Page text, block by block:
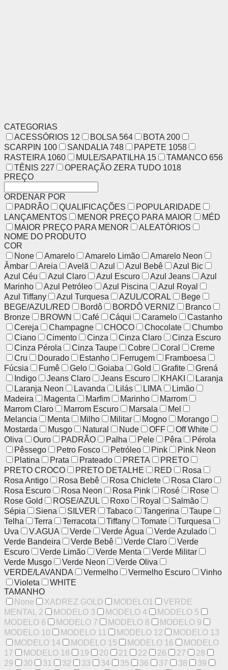
CATEGORIAS
ACESSÓRIOS 12 BOLSA 564 BOTA 200
SCARPIN 100 SANDALIA 748 PAPETE 1058
RASTEIRA 1060 MULE/SAPATILHA 15 TAMANCO 656
TÊNIS 227 OPERAÇÃO ZERA TUDO 1018
PREÇO
ORDENAR POR
PADRÃO
QUALIFICAÇÕES
POPULARIDADE
LANÇAMENTOS
MENOR PREÇO PARA MAIOR
MÉD
MAIOR PREÇO PARA MENOR
ALEATÓRIOS
NOME DO PRODUTO
COR
None
Amarelo Amarelo Limão
Amarelo Neon
Âmbar
Areia Avelã Azul Azul Bebê
Azul Bic
Azul Céu
Azul Claro Azul Escuro Azul Jeans
Azul
Marinho
Azul Petróleo Azul Piscina
Azul Royal
Azul Tiffany
Azul Turquesa AZUL/CORAL
Bege
BEGE/AZUL/RED
Bordô BORDÔ VERNIZ
Branco
Bronze
BROWN Café Cáqui Caramelo
Castanho
Cereja
Champagne CHOCO Chocolate
Chumbo
Ciano
Cimento Cinza Cinza Claro
Cinza Escuro
Cinza Pérola
Cinza Taupe Cobre Coral
Creme
Cru
Dourado Estanho Ferrugem
Framboesa
Fúcsia
Fumê Gelo Goiaba Gold Grafite
Grená
Indigo
Jeans Claro Jeans Escuro KHAKI
Laranja
Laranja Neon
Lavanda Lilás LIMA
Limão
Madeira
Magenta Marfim Marinho
Marrom
Marrom Claro
Marrom Escuro Marsala
Mel
Melancia
Menta Milho Militar Mogno
Morango
Mostarda
Musgo Natural Nude OFF
Off White
Oliva
Ouro PADRÃO Palha Pele Pêra
Pérola
Pêssego
Petro Fosco Petróleo Pink
Pink Neon
Platina
Prata Prateado PRETA
PRETO
PRETO CROCO
PRETO DETALHE RED
Rosa
Rosa Antigo
Rosa Bebê Rosa Chiclete
Rosa Claro
Rosa Escuro
Rosa Neon Rosa Pink Rosé
Rose
Rose Gold
ROSE/AZUL Roxo Royal
Salmão
Sépia
Siena SILVER Tabaco Tangerina
Taupe
Telha
Terra Terracota Tiffany Tomate
Turquesa
Uva
V.AGUA Verde Verde Água
Verde Azulado
Verde Bandeira
Verde Bebê Verde Claro
Verde
Escuro
Verde Limão Verde Menta
Verde Militar
Verde Musgo
Verde Neon
Verde Oliva
VERDE/LAVANDA
Vermelho Vermelho Escuro
Vinho
Violeta
WHITE
TAMANHO
None
XADREZ GOLD MODELO1
VERDE
MENTAL 2
MODELO 3 MODELO 4
MODELO 5
MODELO 6
MODELO 7 MODELO 8
MODELO 9
MODELO 10
MODELO 11 MODELO 12
MODELO 13
MODELO 14
MODELO 15 MODELO 16
MODELO
17
MODELO 18 19 20 21 22 26 27
28
29
30 31 32 33 34 35 36 37 38
39